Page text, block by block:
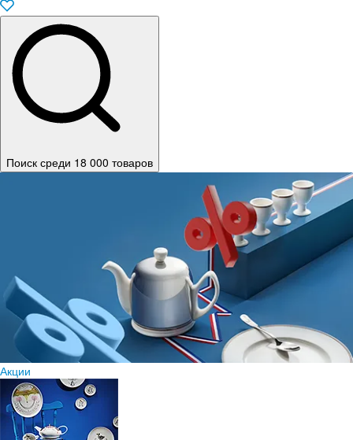
Поиск среди 18 000 товаров
Акции